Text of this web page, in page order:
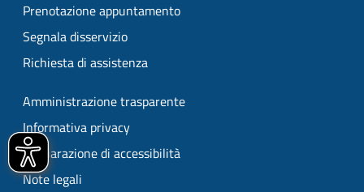
Prenotazione appuntamento
Segnala disservizio
Richiesta di assistenza
Amministrazione trasparente
Informativa privacy
Dichiarazione di accessibilità
Note legali